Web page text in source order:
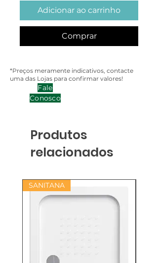
Adicionar ao carrinho
Comprar
*Preços meramente indicativos, contacte
uma das Lojas para confirmar valores!
Fale
Conosco
Produtos
relacionados
SANITANA